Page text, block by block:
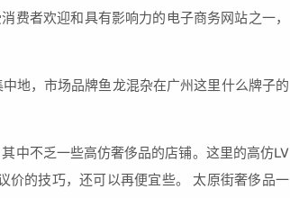
费者欢迎和具有影响力的电子商务网站之一，
地，市场品牌鱼龙混杂在广州这里什么牌子的
中不乏一些高仿奢侈品的店铺。这里的高仿LV
的技巧，还可以再便宜些。 太原街奢侈品一